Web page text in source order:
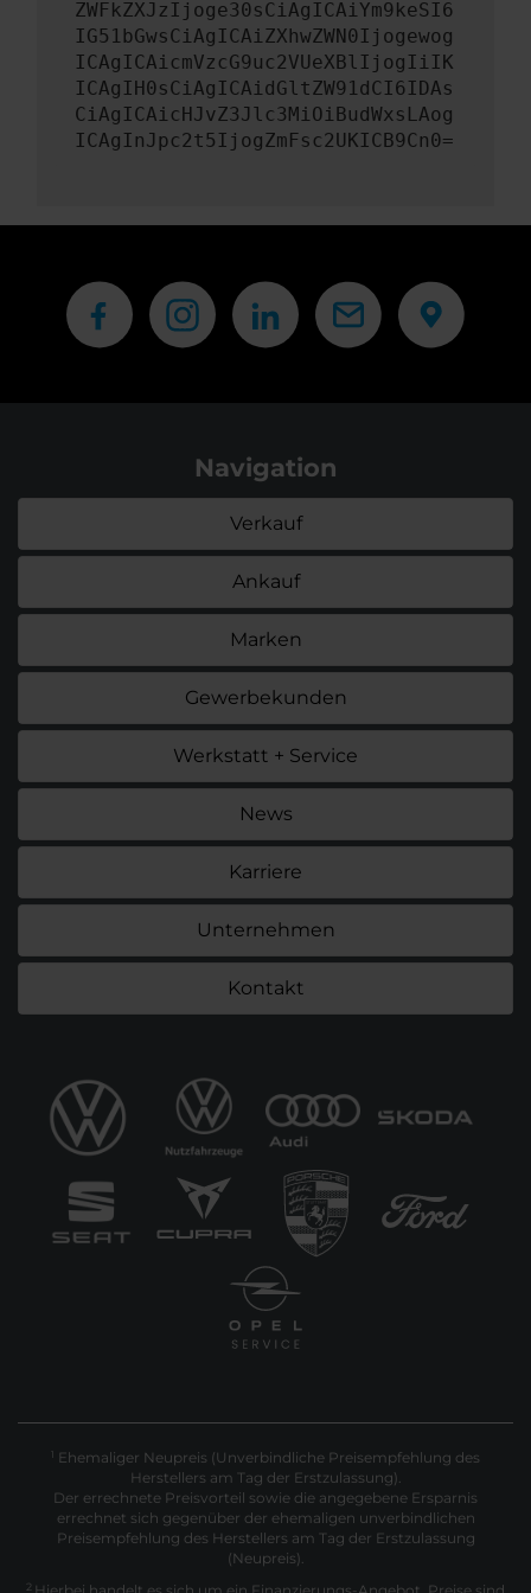
ZWFkZXJzIjoge30sCiAgICAiYm9keSI6
IG51bGwsCiAgICAiZXhwZWN0Ijogewog
ICAgICAicmVzcG9uc2VUeXBlIjogIiIK
ICAgIH0sCiAgICAidGltZW91dCI6IDAs
CiAgICAicHJvZ3Jlc3MiOiBudWxsLAog
ICAgInJpc2t5IjogZmFsc2UKICB9Cn0=
Navigation
Verkauf
Ankauf
Marken
Gewerbekunden
Werkstatt + Service
News
Karriere
Unternehmen
Kontakt
1 Ehemaliger Neupreis (Unverbindliche Preisempfehlung des
Herstellers am Tag der Erstzulassung).
Der errechnete Preisvorteil sowie die angegebene Ersparnis
errechnet sich gegenüber der ehemaligen unverbindlichen
Preisempfehlung des Herstellers am Tag der Erstzulassung
(Neupreis).
2